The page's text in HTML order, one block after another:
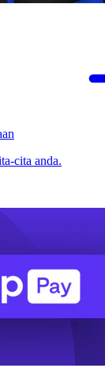
cita anda.